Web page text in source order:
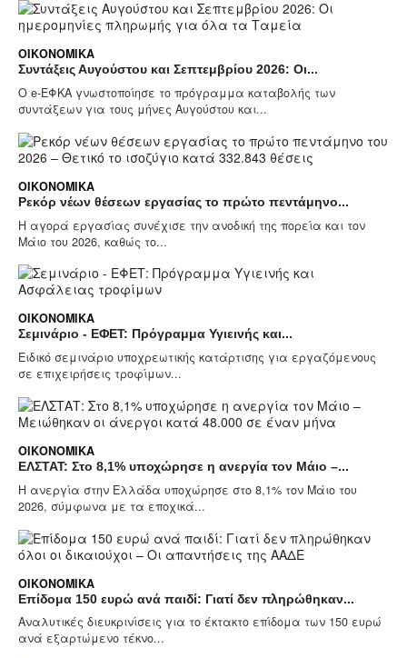
ΟΙΚΟΝΟΜΙΚΆ
Συντάξεις Αυγούστου και Σεπτεμβρίου 2026: Οι...
Ο e-ΕΦΚΑ γνωστοποίησε το πρόγραμμα καταβολής των
συντάξεων για τους μήνες Αυγούστου και...
ΟΙΚΟΝΟΜΙΚΆ
Ρεκόρ νέων θέσεων εργασίας το πρώτο πεντάμηνο...
Η αγορά εργασίας συνέχισε την ανοδική της πορεία και τον
Μάιο του 2026, καθώς το...
ΟΙΚΟΝΟΜΙΚΆ
Σεμινάριο - ΕΦΕΤ: Πρόγραμμα Υγιεινής και...
Ειδικό σεμινάριο υποχρεωτικής κατάρτισης για εργαζόμενους
σε επιχειρήσεις τροφίμων...
ΟΙΚΟΝΟΜΙΚΆ
ΕΛΣΤΑΤ: Στο 8,1% υποχώρησε η ανεργία τον Μάιο –...
Η ανεργία στην Ελλάδα υποχώρησε στο 8,1% τον Μάιο του
2026, σύμφωνα με τα εποχικά...
ΟΙΚΟΝΟΜΙΚΆ
Επίδομα 150 ευρώ ανά παιδί: Γιατί δεν πληρώθηκαν...
Αναλυτικές διευκρινίσεις για το έκτακτο επίδομα των 150 ευρώ
ανά εξαρτώμενο τέκνο...